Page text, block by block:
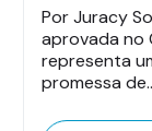
Por Juracy
aprovada no
representa
promessa